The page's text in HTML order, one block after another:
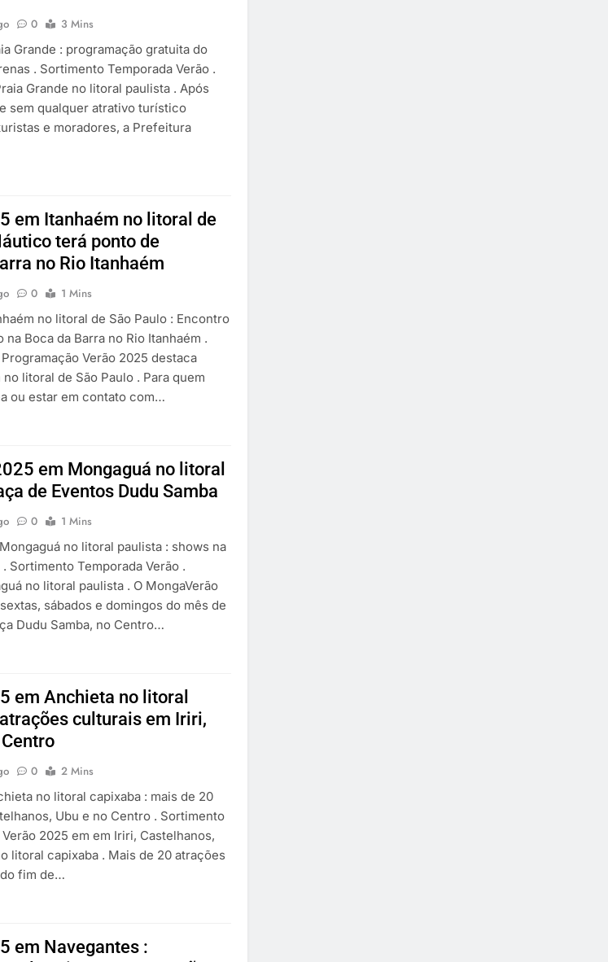
0
3 Mins
Grande : programação gratuita do
. Sortimento Temporada Verão .
Grande no litoral paulista . Após
sem qualquer atrativo turístico
e moradores, a Prefeitura
em Itanhaém no litoral de
terá ponto de
no Rio Itanhaém
0
1 Mins
no litoral de São Paulo : Encontro
Boca da Barra no Rio Itanhaém .
Verão 2025 destaca
litoral de São Paulo . Para quem
ou estar em contato com…
em Mongaguá no litoral
de Eventos Dudu Samba
0
1 Mins
no litoral paulista : shows na
Sortimento Temporada Verão .
no litoral paulista . O MongaVerão
sábados e domingos do mês de
Dudu Samba, no Centro…
em Anchieta no litoral
culturais em Iriri,
0
2 Mins
no litoral capixaba : mais de 20
Ubu e no Centro . Sortimento
2025 em em Iriri, Castelhanos,
litoral capixaba . Mais de 20 atrações
fim de…
em Navegantes :